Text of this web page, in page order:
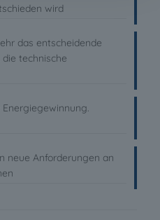
wird
das entscheidende
technische
neue Anforderungen an